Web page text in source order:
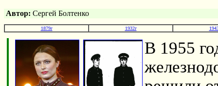
Автор: Сергей Болтенко
1879г 1932г
В 1955